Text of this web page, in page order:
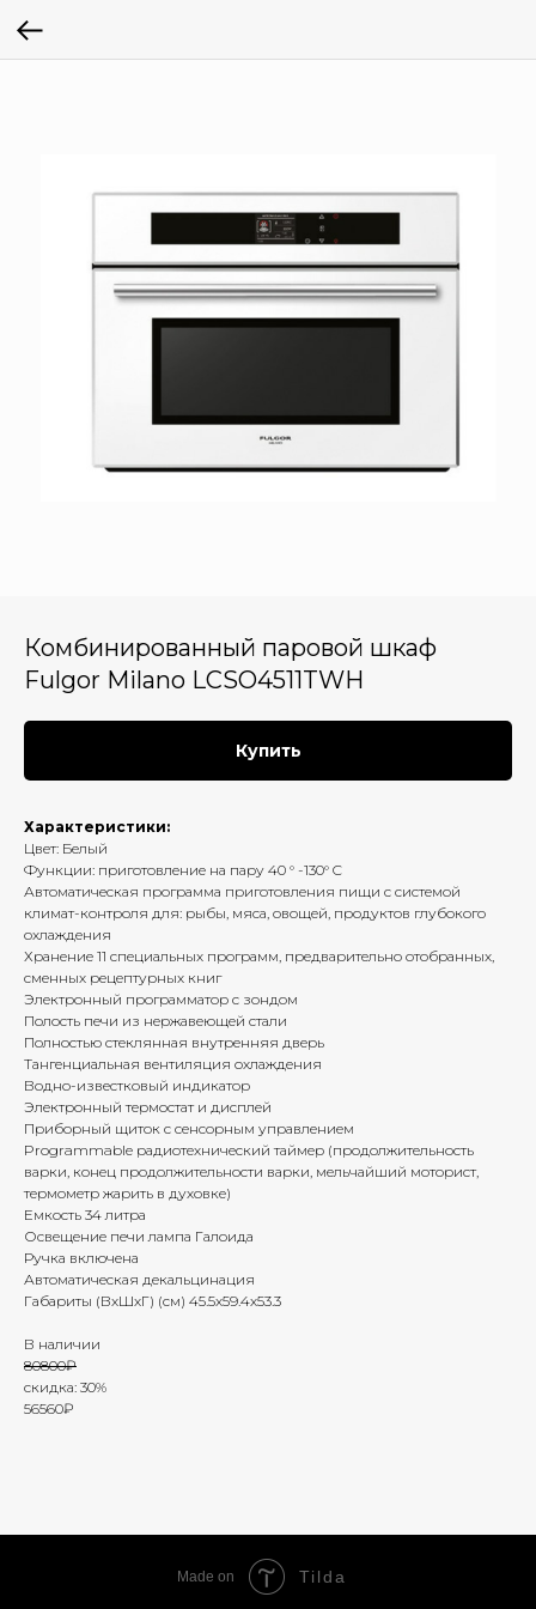
Комбинированный паровой шкаф
Fulgor Milano LCSO4511TWH
Купить
Характеристики:
Цвет: Белый
Функции: приготовление на пару 40 ° -130° C
Автоматическая программа приготовления пищи с системой
климат-контроля для: рыбы, мяса, овощей, продуктов глубокого
охлаждения
Хранение 11 специальных программ, предварительно отобранных,
сменных рецептурных книг
Электронный программатор c зондом
Полость печи из нержавеющей стали
Полностью стеклянная внутренняя дверь
Тангенциальная вентиляция охлаждения
Водно-известковый индикатор
Электронный термостат и дисплей
Приборный щиток c сенсорным управлением
Programmable радиотехнический таймер (продолжительность
варки, конец продолжительности варки, мельчайший моторист,
термометр жарить в духовке)
Емкость 34 литра
Освещение печи лампа Галоида
Ручка включена
Автоматическая декальцинация
Габариты (ВхШхГ) (cм) 45.5х59.4х53.3
В наличии
80800₽
скидка: 30%
56560₽
Made on Tilda